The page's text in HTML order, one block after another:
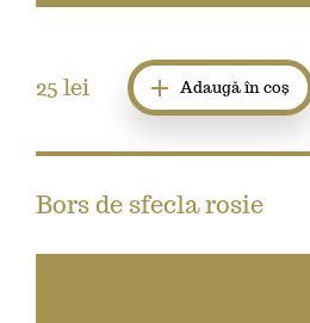
25 lei Adaugă în coș
Bors de sfecla rosie